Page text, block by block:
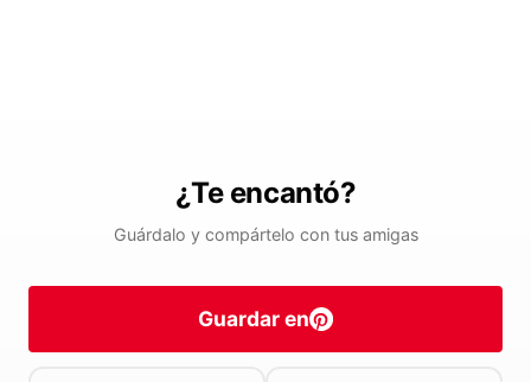
¿Te encantó?
Guárdalo y compártelo con tus amigas
Guardar en